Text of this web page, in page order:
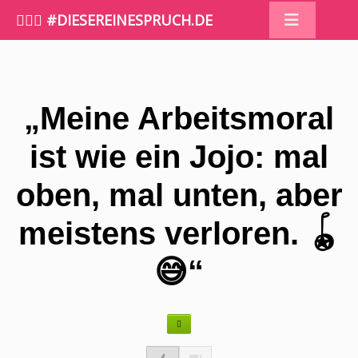
🤷🏼‍♀️ #DIESEREINESPRUCH.DE
„Meine Arbeitsmoral
ist wie ein Jojo: mal
oben, mal unten, aber
meistens verloren. 🪀
😅“